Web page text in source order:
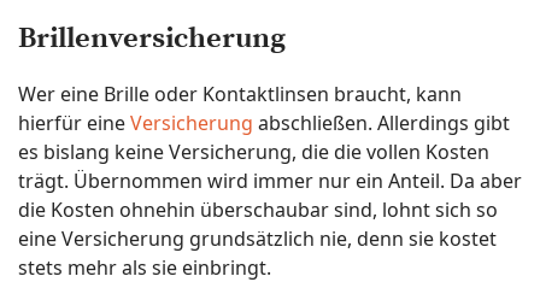
Brillenversicherung
Wer eine Brille oder Kontaktlinsen braucht, kann
hierfür eineVersicherung abschließen. Allerdings gibt
es bislang keine Versicherung, die die vollen Kosten
trägt. Übernommen wird immer nur ein Anteil. Da aber
die Kosten ohnehin überschaubar sind, lohnt sich so
eine Versicherung grundsätzlich nie, denn sie kostet
stets mehr als sie einbringt.